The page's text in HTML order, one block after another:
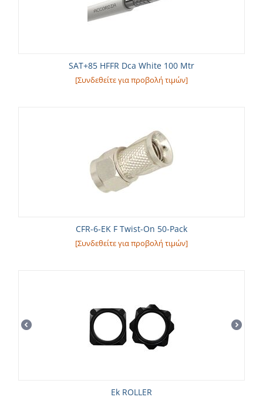
SAT+85 HFFR Dca White 100 Mtr
[Συνδεθείτε για προβολή τιμών]
CFR-6-EK F Twist-On 50-Pack
[Συνδεθείτε για προβολή τιμών]
Ek ROLLER